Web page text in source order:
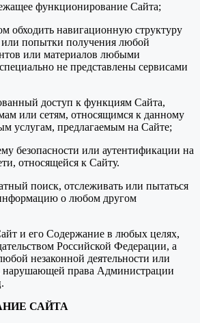
функционирование Сайта;
обходить навигационную структуру
или попытки получения любой
или материалов любыми
не представлены сервисами
доступ к функциям Сайта,
или сетям, относящимся к данному
услугам, предлагаемым на Сайте;
безопасности или аутентификации на
относящейся к Сайту.
поиск, отслеживать или пытаться
о любом другом
и его Содержание в любых целях,
Российской Федерации, а
незаконной деятельности или
нарушающей права Администрации
САЙТА